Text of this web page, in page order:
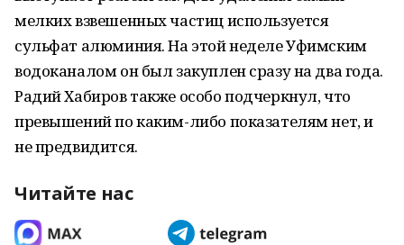
мелких взвешенных частиц используется
сульфат алюминия. На этой неделе Уфимским
водоканалом он был закуплен сразу на два года.
Радий Хабиров также особо подчеркнул, что
превышений по каким-либо показателям нет, и
не предвидится.
Читайте нас